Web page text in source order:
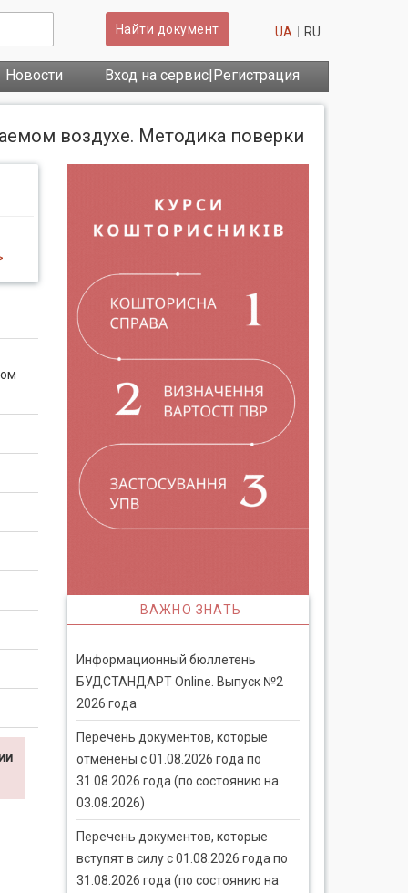
Найти документ UA RU
Новости Вход на сервис|Регистрация
воздухе. Методика поверки
ВАЖНО ЗНАТЬ
Информационный бюллетень
БУДСТАНДАРТ Online. Выпуск №2
2026 года
Перечень документов, которые
отменены с 01.08.2026 года по
31.08.2026 года (по состоянию на
03.08.2026)
Перечень документов, которые
вступят в силу с 01.08.2026 года по
31.08.2026 года (по состоянию на